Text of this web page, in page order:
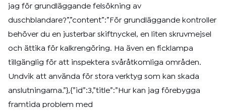
jag för grundläggande felsökning av
duschblandare?”,”content”:”För grundläggande kontroller
behöver du en justerbar skiftnyckel, en liten skruvmejsel
och ättika för kalkrengöring. Ha även en ficklampa
tillgänglig för att inspektera svåråtkomliga områden.
Undvik att använda för stora verktyg som kan skada
anslutningarna.”},{”id”:3,”title”:”Hur kan jag förebygga
framtida problem med